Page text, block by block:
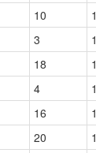
10
3
18
4
16
20